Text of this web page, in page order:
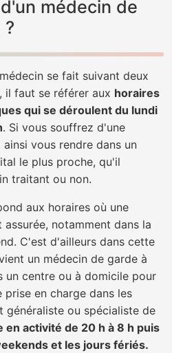
médecin de
?
se fait suivant deux
il faut se référer aux horaires
qui se déroulent du lundi
. Si vous souffrez d'une
vous rendre dans un
le plus proche, qu'il
traitant ou non.
aux horaires où une
notamment dans la
C'est d'ailleurs dans cette
un médecin de garde à
un centre ou à domicile pour
en charge dans les
généraliste ou spécialiste de
en activité de 20 h à 8 h puis
et les jours fériés.